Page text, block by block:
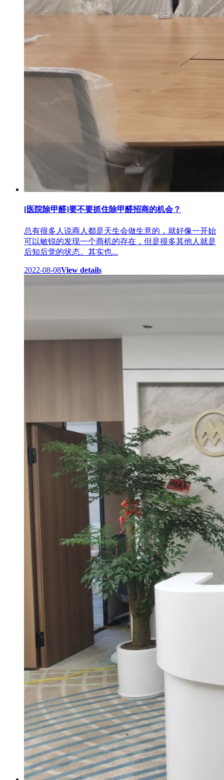
[医院除甲醛]要不要抓住除甲醛招商的机会？
总有很多人说商人都是天生会做生意的，就好像一开始
可以敏锐的发现一个商机的存在，但是很多其他人就是
后知后觉的状态。其实也...
2022-08-08View details